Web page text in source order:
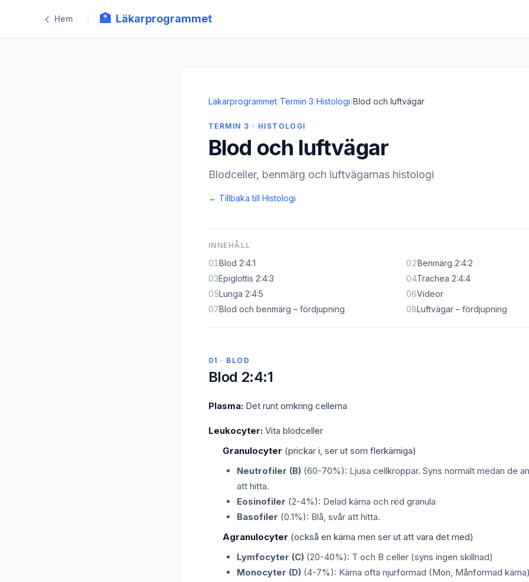
Hem 🏥 Läkarprogrammet
Läkarprogrammet/Termin 3/Histologi/Blod och luftvägar
TERMIN 3 · HISTOLOGI
Blod och luftvägar
Blodceller, benmärg och luftvägarnas histologi
← Tillbaka till Histologi
INNEHÅLL
01 Blod 2:4:1 02Benmärg 2:4:2
03Epiglottis 2:4:3 04Trachea 2:4:4
05Lunga 2:4:5 06Videor
07Blod och benmärg – fördjupning 08Luftvägar – fördjupning
01 · BLOD
Blod 2:4:1
Plasma: Det runt omkring cellerna
Leukocyter: Vita blodceller
Granulocyter (prickar i, ser ut som flerkärniga)
Neutrofiler (B) (60-70%): Ljusa cellkroppar. Syns normalt medan de
att hitta.
Eosinofiler (2-4%): Delad kärna och röd granula
Basofiler (0.1%): Blå, svår att hitta.
Agranulocyter (också en kärna men ser ut att vara det med)
Lymfocyter (C) (20-40%): T och B celler (syns ingen skillnad)
Monocyter (D) (4-7%): Kärna ofta njurformad (Mon, Månformad